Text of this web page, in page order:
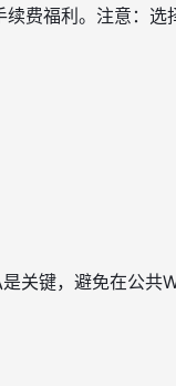
费福利。注意：选
关键，避免在公共